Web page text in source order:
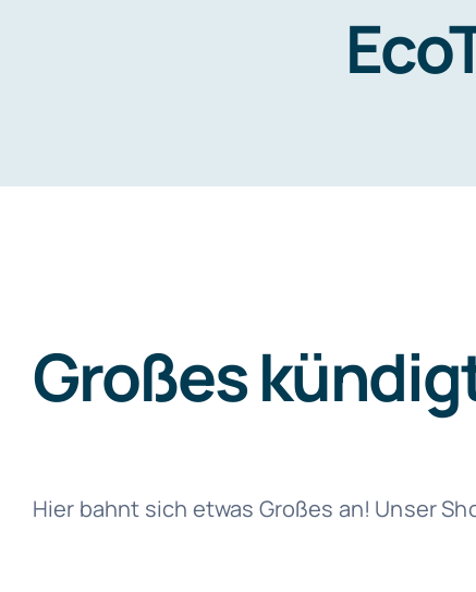
Großes
Hier bahnt sich etwas Großes an! Unser